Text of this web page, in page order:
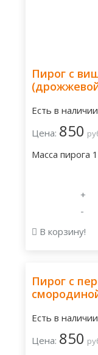
Пирог с
Есть в наличии
Цена: 850
Масса пирога
+
-
В корзину!
Пирог с
Есть в наличии
Цена: 850